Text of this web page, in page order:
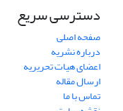
دسترسی سریع
صفحه اصلی
درباره نشریه
اعضای هیات تحریریه
ارسال مقاله
تماس با ما